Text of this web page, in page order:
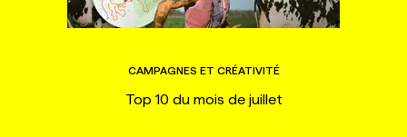
CAMPAGNES ET CRÉATIVITÉ
Top 10 du mois de juillet